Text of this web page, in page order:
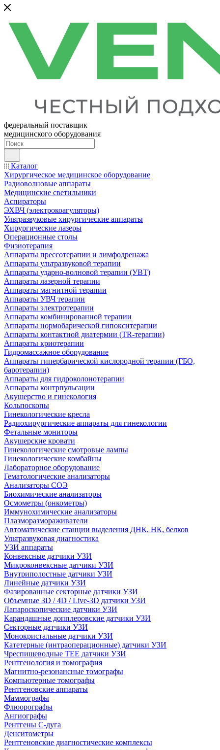
федеральный поставщик
медицинского оборудования
Каталог
Хирургическое медицинское оборудование
Радиоволновые аппараты
Медицинские светильники
Аспираторы
ЭХВЧ (электрокоагуляторы)
Ультразвуковые хирургические аппараты
Хирургические лазеры
Операционные столы
Физиотерапия
Аппараты прессотерапии и лимфодренажа
Аппараты ультразвуковой терапии
Аппараты ударно-волновой терапии (УВТ)
Аппараты лазерной терапии
Аппараты магнитной терапии
Аппараты УВЧ терапии
Аппараты электротерапии
Аппараты комбинированной терапии
Аппараты нормобарической гипокситерапии
Аппараты контактной диатермии (TR-терапии)
Аппараты криотерапии
Гидромассажное оборудование
Аппараты гипербарической кислородной терапии (ГБО,
баротерапии)
Аппараты для гидроколонотерапии
Аппараты контрпульсации
Акушерство и гинекология
Кольпоскопы
Гинекологические кресла
Радиохирургические аппараты для гинекологии
Фетальные мониторы
Акушерские кровати
Гинекологические смотровые лампы
Гинекологические комбайны
Лабораторное оборудование
Гематологические анализаторы
Анализаторы СОЭ
Биохимические анализаторы
Осмометры (онкометры)
Иммунохимические анализаторы
Плазморазмораживатели
Автоматические станции выделения ДНК, НК, белков
Ультразвуковая диагностика
УЗИ аппараты
Конвексные датчики УЗИ
Микроконвексные датчики УЗИ
Внутриполостные датчики УЗИ
Линейные датчики УЗИ
Фазированные секторные датчики УЗИ
Объемные 3D / 4D / Live-3D датчики УЗИ
Лапароскопические датчики УЗИ
Карандашные допплеровские датчики УЗИ
Секторные датчики УЗИ
Монокристальные датчики УЗИ
Катетерные (интраоперационные) датчики УЗИ
Чреспищеводные TEE датчики УЗИ
Рентгенология и томография
Магнитно-резонансные томографы
Компьютерные томографы
Рентгеновские аппараты
Маммографы
Флюорографы
Ангиографы
Рентгены С-дуга
Денситометры
Рентгеновские диагностические комплексы